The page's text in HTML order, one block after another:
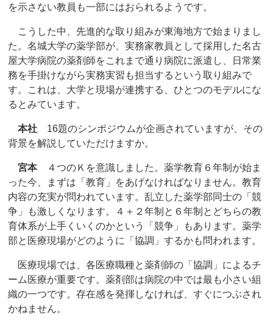
を示さない教員も一部にはおられるようです。
こうした中、先進的な取り組みが東海地方で始まりまし
た。名城大学の薬学部が、実務家教員として採用した名古
屋大学病院の薬剤師をこれまで通り病院に派遣し、日常業
務を手掛けながら実務実習も担当するという取り組みで
す。これは、大学と現場が連携する、ひとつのモデルにな
るとみています。
本社 16題のシンポジウムが企画されていますが、その
背景を解説していただけますか。
宮本４つのＫを意識しました。薬学教育６年制が始ま
った今、まずは「教育」をあげなければなりません。教育
内容の充実が問われています。乱立した薬学部同士の「競
争」も激しくなります。４＋２年制と６年制とどちらの教
育体系が上手くいくのかという「競争」もあります。薬学
部と医療現場がどのように「協調」するかも問われます。
医療現場では、各医療職種と薬剤師の「協調」によるチ
ーム医療が重要です。薬剤部は病院の中では最も小さい組
織の一つです。存在感を発揮しなければ、すぐにつぶされ
かねません。